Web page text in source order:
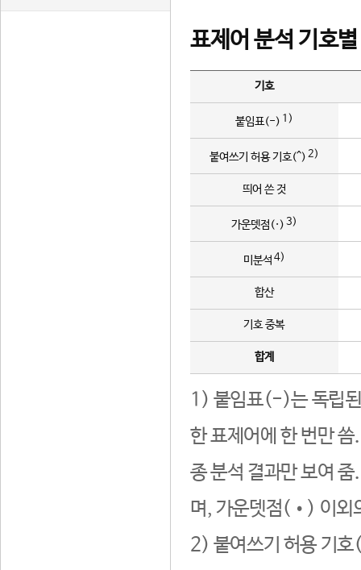
표제어 분석 기호
기호
붙임표(-) 1)
붙여쓰기 허용 기호(^) 2)
띄어 쓴 것
가운뎃점(·) 3)
미분석 4)
합산
기호 중복
합계
1) 붙임표(-)는 독립된
한 표제어에 한 번만
종 분석 결과만 보여
며, 가운뎃점(•) 이외
2) 붙여쓰기 허용 기호